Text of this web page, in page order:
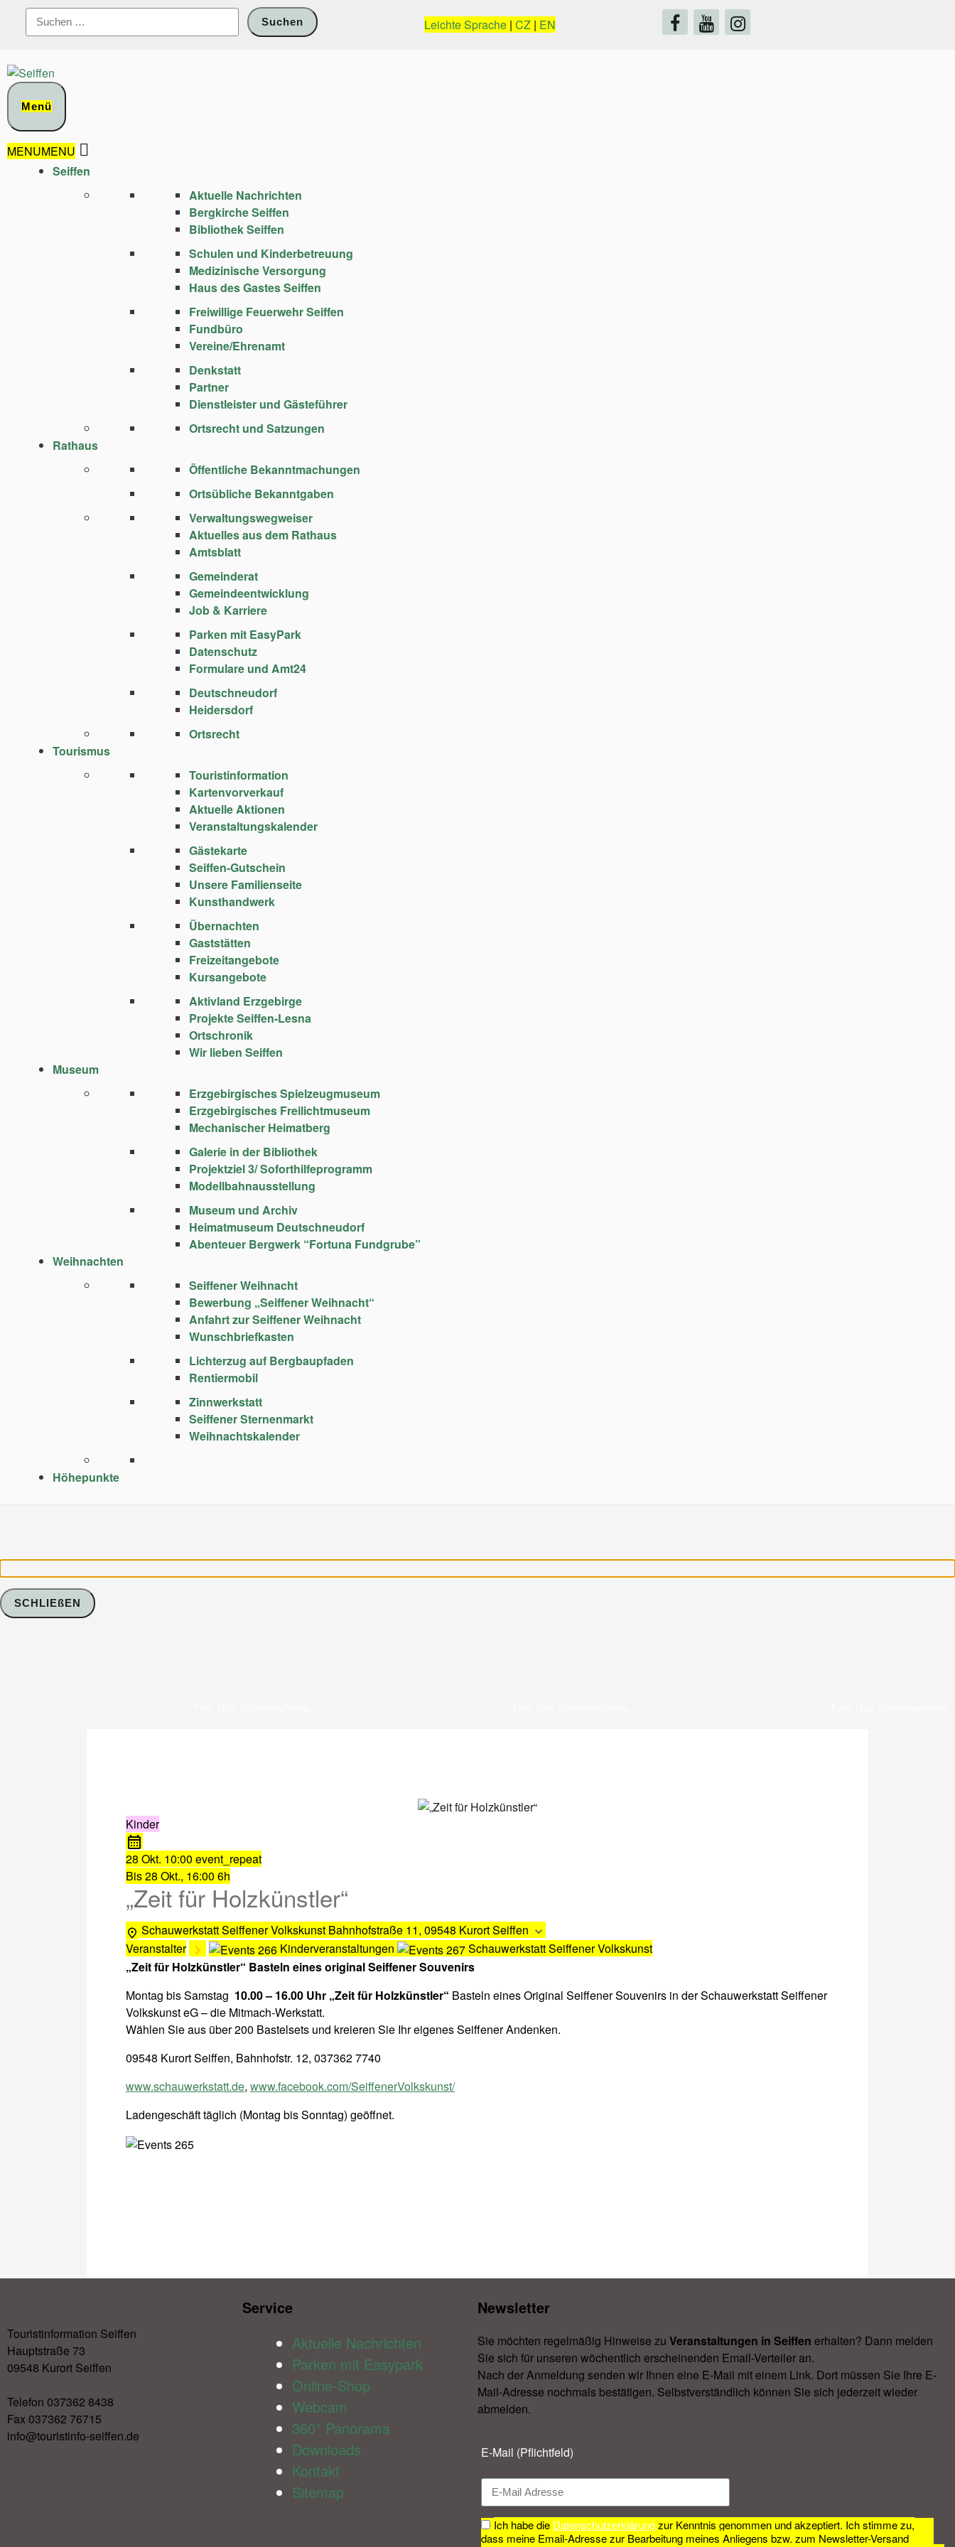
Suchen
nach:
Leichte Sprache | CZ | EN
Menü
MENUMENU
Seiffen
Aktuelle Nachrichten
Bergkirche Seiffen
Bibliothek Seiffen
Schulen und Kinder­betreuung
Medizinische Versorgung
Haus des Gastes Seiffen
Freiwillige Feuerwehr Seiffen
Fundbüro
Vereine/Ehrenamt
Denkstatt
Partner
Dienstleister und Gästeführer
Ortsrecht und Satzungen
Rathaus
Öffentliche Bekanntmachungen
Ortsübliche Bekanntgaben
Verwaltungswegweiser
Aktuelles aus dem Rathaus
Amtsblatt
Gemeinderat
Gemeindeentwicklung
Job & Karriere
Parken mit EasyPark
Datenschutz
Formulare und Amt24
Deutschneudorf
Heidersdorf
Ortsrecht
Tourismus
Touristinformation
Kartenvorverkauf
Aktuelle Aktionen
Veranstaltungskalender
Gästekarte
Seiffen-Gutschein
Unsere Familienseite
Kunsthandwerk
Übernachten
Gaststätten
Freizeitangebote
Kursangebote
Aktivland Erzgebirge
Projekte Seiffen-Lesna
Ortschronik
Wir lieben Seiffen
Museum
Erzgebirgisches Spielzeugmuseum
Erzgebirgisches Freilichtmuseum
Mechanischer Heimatberg
Galerie in der Bibliothek
Projektziel 3/ Soforthilfeprogramm
Modellbahnausstellung
Museum und Archiv
Heimatmuseum Deutschneudorf
Abenteuer Bergwerk “Fortuna Fundgrube”
Weihnachten
Seiffener Weihnacht
Bewerbung „Seiffener Weihnacht“
Anfahrt zur Seiffener Weihnacht
Wunschbriefkasten
Lichterzug auf Bergbaupfaden
Rentiermobil
Zinnwerkstatt
Seiffener Sternenmarkt
Weihnachtskalender
Höhepunkte
Kinder
28 Okt. 10:00 event_repeat
Bis28 Okt., 16:00 6h
„Zeit für Holzkünstler“
Schauwerkstatt Seiffener Volkskunst Bahnhofstraße 11, 09548 Kurort Seiffen
Veranstalter
Kinderveranstaltungen
Schauwerkstatt Seiffener Volkskunst
„Zeit für Holzkünstler“ Basteln eines original Seiffener Souvenirs
Montag bis Samstag 10.00 – 16.00 Uhr „Zeit für Holzkünstler“ Basteln eines Original Seiffener Souvenirs in der Schauwerkstatt Seiffener
Volkskunst eG – die Mitmach-Werkstatt.
Wählen Sie aus über 200 Bastelsets und kreieren Sie Ihr eigenes Seiffener Andenken.
09548 Kurort Seiffen, Bahnhofstr. 12, 037362 7740
www.schauwerkstatt.de, www.facebook.com/SeiffenerVolkskunst/
Ladengeschäft täglich (Montag bis Sonntag) geöffnet.
Touristinformation Seiffen
Hauptstraße 73
09548 Kurort Seiffen
Telefon 037362 8438
Fax 037362 76715
info@touristinfo-seiffen.de
Service​
Aktuelle Nachrichten
Parken mit Easypark
Online-Shop
Webcam
360° Panorama
Downloads
Kontakt
Sitemap
Newsletter​
Sie möchten regelmäßig Hinweise zu Veranstal­tungen in Seiffen erhalten? Dann melden
Sie sich für unseren wöchentlich erscheinenden Email-Verteiler an.
Nach der Anmeldung senden wir Ihnen eine E-Mail mit einem Link. Dort müssen Sie Ihre E-
Mail-Adresse nochmals bestätigen. Selbstverständlich können Sie sich jederzeit wieder
abmelden.​
E-Mail (Pflichtfeld)
Ich habe die Datenschutzerklärungzur Kenntnis genommen und akzeptiert. Ich stimme zu,
dass meine Email-Adresse zur Bearbeitung meines Anliegens bzw. zum Newsletter-Versand
SCHLIEßEN